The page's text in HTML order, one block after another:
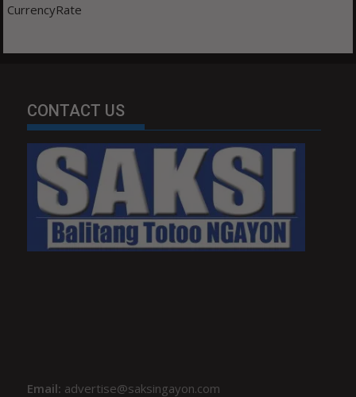
CurrencyRate
CONTACT US
Email: advertise@saksingayon.com